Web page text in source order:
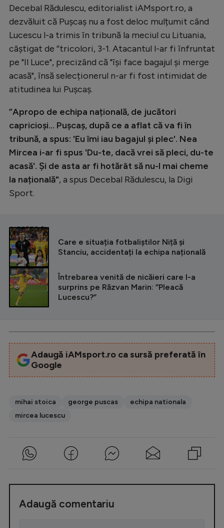
Decebal Rădulescu, editorialist iAMsport.ro, a
dezvăluit că Pușcaș nu a fost deloc mulțumit când
Lucescu l-a trimis în tribună la meciul cu Lituania,
câștigat de ”tricolori, 3-1. Atacantul l-ar fi înfruntat
pe "Il Luce", precizând că "își face bagajul și merge
acasă", însă selecționerul n-ar fi fost intimidat de
atitudinea lui Pușcaș.
”Apropo de echipa națională, de jucători
capricioși... Pușcaș, după ce a aflat că va fi în
tribună, a spus: 'Eu îmi iau bagajul și plec'. Nea
Mircea i-ar fi spus 'Du-te, dacă vrei să pleci, du-te
acasă'. Și de asta ar fi hotărât să nu-l mai cheme
la națională", a spus Decebal Rădulescu, la Digi
Sport.
CITEȘTE ȘI
Care e situația fotbaliștilor Niță și
Stanciu, accidentați la echipa națională
Întrebarea venită de nicăieri care l-a
surprins pe Răzvan Marin: ”Pleacă
Lucescu?”
Adaugă iAMsport.ro ca sursă preferată în
Google
mihai stoica george puscas
echipa nationala
mircea lucescu
Adaugă comentariu